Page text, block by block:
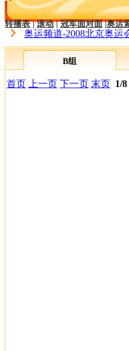
转播表|滚动|冠军面对面|奥运
奥运频道-2008北京奥运
B组
首页 上一页 下一页 末页 1/8